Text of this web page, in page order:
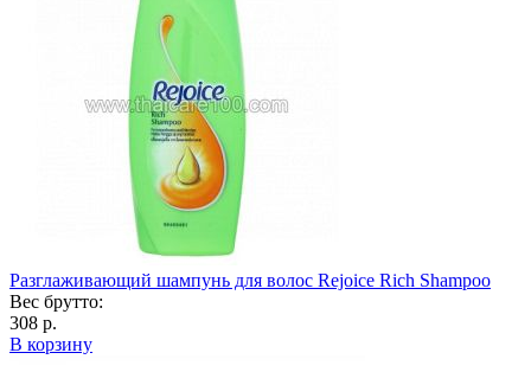
Разглаживающий шампунь для волос Rejoice Rich Shampoo
Вес брутто:
308 р.
В корзину